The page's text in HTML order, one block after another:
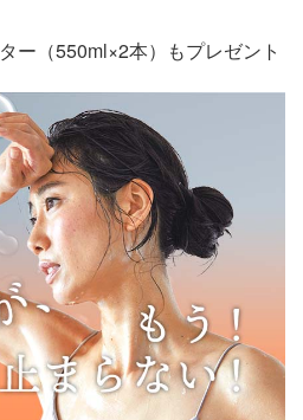
ー（550ml×2本）もプレゼント